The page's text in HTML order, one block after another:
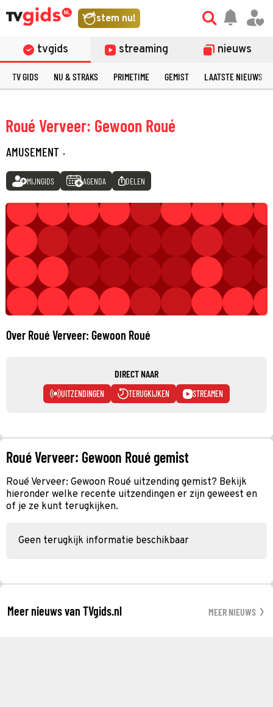
stem nu!
tvgids streaming nieuws
TV GIDS NU & STRAKS PRIMETIME GEMIST LAATSTE NIEUWS
Roué Verveer: Gewoon Roué
AMUSEMENT ·
MIJNGIDS AGENDA DELEN
Over Roué Verveer: Gewoon Roué
DIRECT NAAR
UITZENDINGEN TERUGKIJKEN STREAMEN
Roué Verveer: Gewoon Roué gemist
Roué Verveer: Gewoon Roué uitzending gemist? Bekijk
hieronder welke recente uitzendingen er zijn geweest en
of je ze kunt terugkijken.
Geen terugkijk informatie beschikbaar
Meer nieuws van TVgids.nl MEER NIEUWS